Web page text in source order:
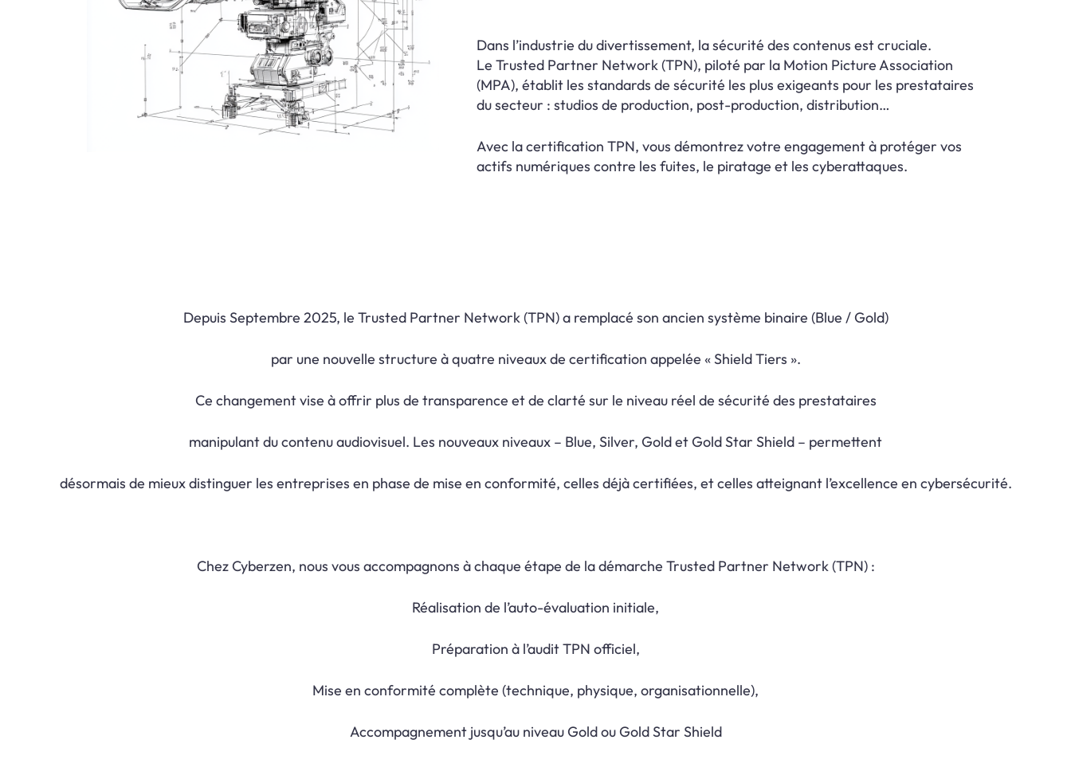
Dans l’industrie du divertissement, la sécurité des contenus est cruciale.
Le Trusted Partner Network (TPN), piloté par la Motion Picture Association
(MPA), établit les standards de sécurité les plus exigeants pour les prestataires
du secteur : studios de production, post-production, distribution…
Avec la certification TPN, vous démontrez votre engagement à protéger vos
actifs numériques contre les fuites, le piratage et les cyberattaques.
Depuis Septembre 2025, le Trusted Partner Network (TPN) a remplacé son ancien système binaire (Blue / Gold)
par une nouvelle structure à quatre niveaux de certification appelée « Shield Tiers ».
Ce changement vise à offrir plus de transparence et de clarté sur le niveau réel de sécurité des prestataires
manipulant du contenu audiovisuel. Les nouveaux niveaux – Blue, Silver, Gold et Gold Star Shield – permettent
désormais de mieux distinguer les entreprises en phase de mise en conformité, celles déjà certifiées, et celles atteignant l’excellence en cybersécurité.
Chez Cyberzen, nous vous accompagnons à chaque étape de la démarche Trusted Partner Network (TPN) :
Réalisation de l’auto-évaluation initiale,
Préparation à l’audit TPN officiel,
Mise en conformité complète (technique, physique, organisationnelle),
Accompagnement jusqu’au niveau Gold ou Gold Star Shield